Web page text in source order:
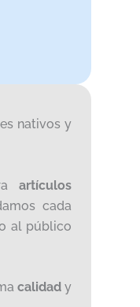
nativos y
artículos
cada
al público
calidad y